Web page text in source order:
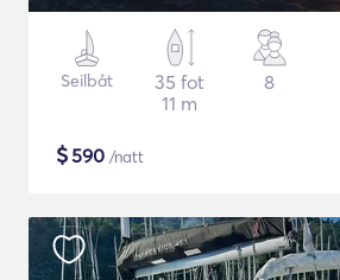
Seilbåt
35 fot
11 m
8
$590 /natt